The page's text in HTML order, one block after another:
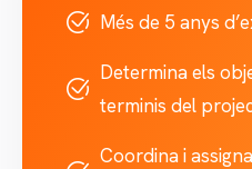
Més de 5 anys
Determina els
terminis del
Coordina i